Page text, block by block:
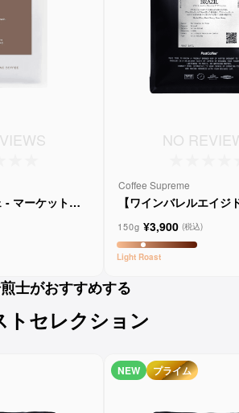
- マーケットレ
NO
Coffee Supreme
【ワインバレルエイジ
ョ
150g ¥3,900 (税込)
Light Roast
士がおすすめする
トセレクション
NEW プライム